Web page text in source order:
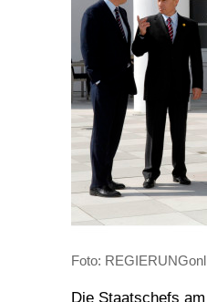
Foto:
Die Staatschefs